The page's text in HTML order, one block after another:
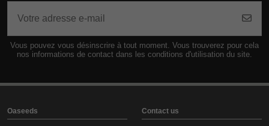
Vous pouvez vous désinscrire à tout moment. Vous trouverez pour cela
nos informations de contact dans les conditions d'utilisation du site.
Oaseeds Contact us